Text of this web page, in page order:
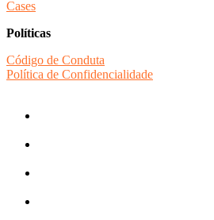
Cases
Políticas
Código de Conduta
Política de Confidencialidade